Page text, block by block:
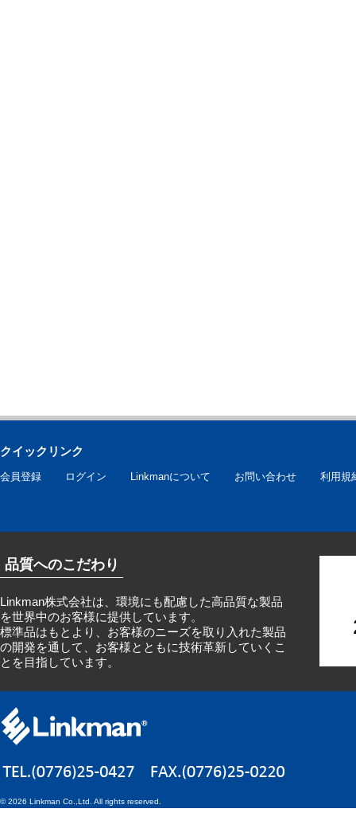
クイックリンク
会員登録 ログイン Linkmanについて お問い合わせ 利用規
品質へのこだわり
Linkman株式会社は、環境にも配慮した高品質な製品
を世界中のお客様に提供しています。
標準品はもとより、お客様のニーズを取り入れた製品
の開発を通して、お客様とともに技術革新していくこ
とを目指しています。
©2026 Linkman Co.,Ltd. All rights reserved.